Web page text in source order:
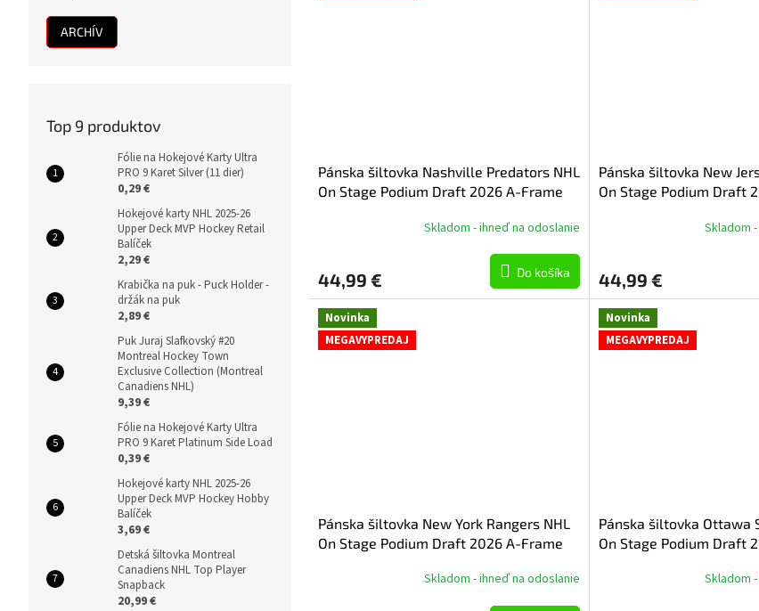
ARCHÍV
Top 9 produktov
Fólie na Hokejové Karty Ultra
PRO 9 Karet Silver (11 dier)
0,29 €
Hokejové karty NHL 2025-26
Upper Deck MVP Hockey Retail
Balíček
2,29 €
Krabička na puk - Puck Holder -
držák na puk
2,89 €
Puk Juraj Slafkovský #20
Montreal Hockey Town
Exclusive Collection (Montreal
Canadiens NHL)
9,39 €
Fólie na Hokejové Karty Ultra
PRO 9 Karet Platinum Side Load
0,39 €
Hokejové karty NHL 2025-26
Upper Deck MVP Hockey Hobby
Balíček
3,69 €
Detská šiltovka Montreal
Canadiens NHL Top Player
Snapback
20,99 €
Pánska šiltovka Nashville Predators NHL
On Stage Podium Draft 2026 A-Frame
Skladom - ihneď na odoslanie
44,99 € Do košíka
Pánska šiltovka New
On Stage Podium Draft
Skladom
44,99 €
Novinka
MEGAVYPREDAJ
Pánska šiltovka New York Rangers NHL
On Stage Podium Draft 2026 A-Frame
Skladom - ihneď na odoslanie
Novinka
MEGAVYPREDAJ
Pánska šiltovka Ottawa
On Stage Podium Draft
Skladom